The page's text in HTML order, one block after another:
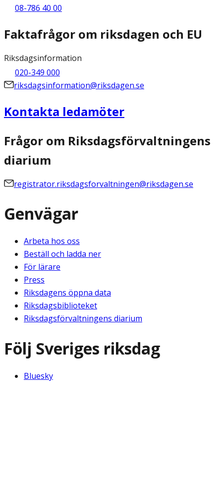
08-786 40 00
Faktafrågor om riksdagen och EU
Riksdagsinformation
020-349 000
riksdagsinformation@riksdagen.se
Kontakta ledamöter
Frågor om Riksdagsförvaltningens
diarium
registrator.riksdagsforvaltningen@riksdagen.se
Genvägar
Arbeta hos oss
Beställ och ladda ner
För lärare
Press
Riksdagens öppna data
Riksdagsbiblioteket
Riksdagsförvaltningens diarium
Följ Sveriges riksdag
Bluesky